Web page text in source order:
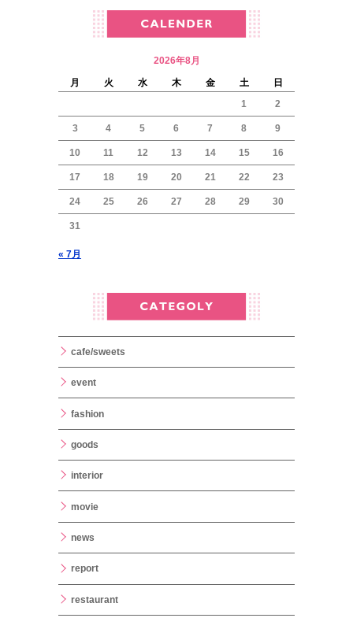
2026年8月
月
火 水 木 金 土
日
1
2
3 4 5 6 7 8 9
10 11 12 13 14 15 16
17 18 19 20 21 22 23
24 25 26 27 28 29 30
31
« 7月
cafe/sweets
event
fashion
goods
interior
movie
news
report
restaurant